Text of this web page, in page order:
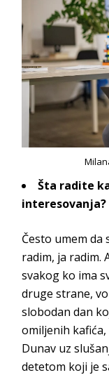
Šta radite
interesovanja?
Često umem da
radim, ja radim.
svakog ko ima
druge strane,
slobodan dan
omiljenih
Dunav uz
detetom koji je